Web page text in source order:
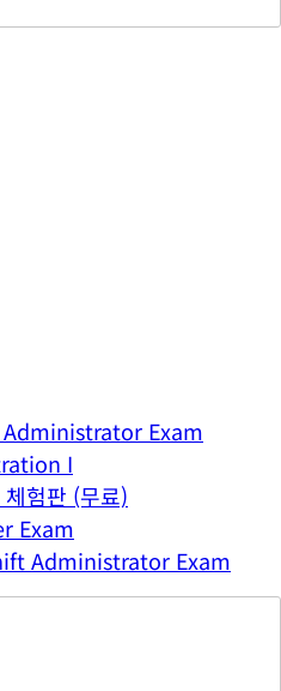
Exam
I
험판 (무료)
Exam
Administrator Exam